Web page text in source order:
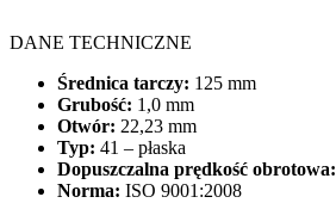
DANE TECHNICZNE
Średnica tarczy: 125 mm
Grubość: 1,0 mm
Otwór: 22,23 mm
Typ: 41 – płaska
Dopuszczalna prędkość obrotowa:
Norma: ISO 9001:2008